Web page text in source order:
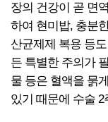
장의 건강이 곧 면
하여 현미밥, 충분
산균제제 복용 등
든 특별한 주의가
물 등은 혈액을 묽
있기 때문에 수술